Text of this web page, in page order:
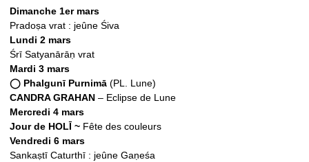
Dimanche 1er mars
Pradoṣa vrat : jeûne Śiva
Lundi 2 mars
Śrī Satyanārāṇ vrat
Mardi 3 mars
◯ Phalgunī Purnimā(PL. Lune)
CANDRA GRAHAN – Eclipse de Lune
Mercredi 4 mars
Jour de HOLĪ ~ Fête des couleurs
Vendredi 6 mars
Sankaṣtī Caturthī : jeûne Gaṇeśa